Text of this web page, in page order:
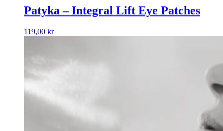
Patyka – Integral Lift Eye Patches
119,00 kr